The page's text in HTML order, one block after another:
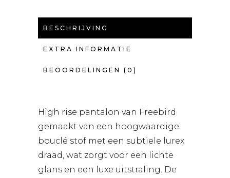
BESCHRIJVING
EXTRA INFORMATIE
BEOORDELINGEN (0)
High rise pantalon van Freebird
gemaakt van een hoogwaardige
bouclé stof met een subtiele lurex
draad, wat zorgt voor een lichte
glans en een luxe uitstraling. De